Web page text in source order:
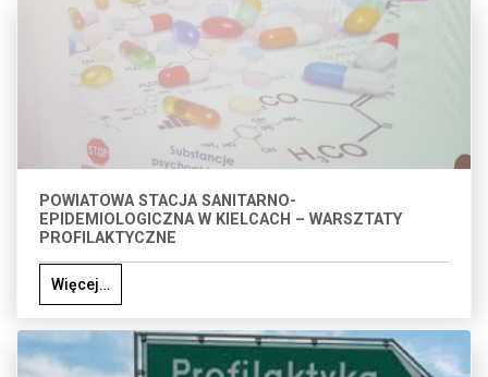
POWIATOWA STACJA SANITARNO-
EPIDEMIOLOGICZNA W KIELCACH – WARSZTATY
PROFILAKTYCZNE
Więcej…